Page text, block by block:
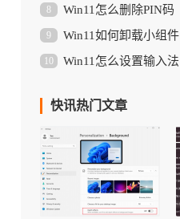
8 Win11怎么删除PIN码
9 Win11如何卸载小组件
10 Win11怎么设置输入法
快讯热门文章